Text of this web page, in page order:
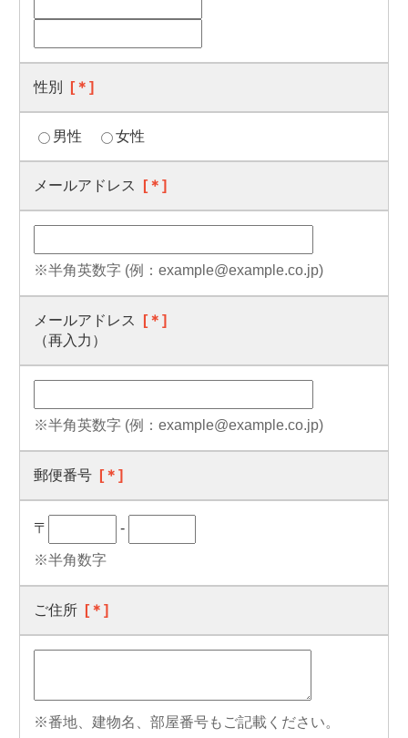
性別 [＊]
男性 女性
メールアドレス [＊]
※半角英数字 (例：example@example.co.jp)
メールアドレス
[＊]
（再入力）
※半角英数字 (例：example@example.co.jp)
郵便番号 [＊]
〒 -
※半角数字
ご住所 [＊]
※番地、建物名、部屋番号もご記載ください。